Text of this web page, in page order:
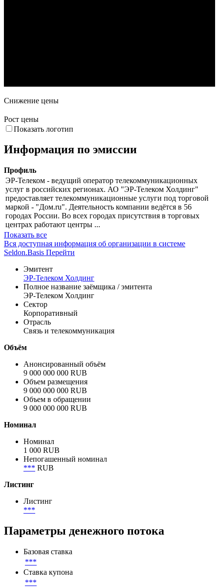
Снижение цены
Рост цены
Показать логотип
Информация по эмиссии
Профиль
ЭР-Телеком - ведущий оператор телекоммуникационных
услуг в российских регионах. АО "ЭР-Телеком Холдинг"
предоставляет телекоммуникационные услуги под торговой
маркой - "Дом.ru". Деятельность компании ведётся в 56
городах России. Во всех городах присутствия в торговых
центрах работают центры ...
Показать все
Вся доступная информация об организации в системе
Seldon.Basis Перейти
Эмитент
ЭР-Телеком Холдинг
Полное название заёмщика / эмитента
ЭР-Телеком Холдинг
Сектор
Корпоративный
Отрасль
Связь и телекоммуникация
Объём
Анонсированный объём
9 000 000 000 RUB
Объем размещения
9 000 000 000 RUB
Объем в обращении
9 000 000 000 RUB
Номинал
Номинал
1 000 RUB
Непогашенный номинал
*** RUB
Листинг
Листинг
***
Параметры денежного потока
Базовая ставка
***
Ставка купона
***